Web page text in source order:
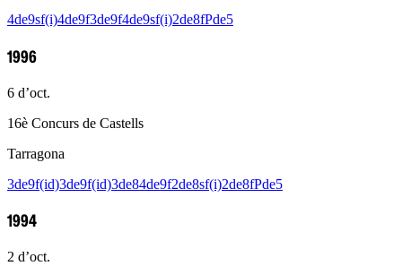
4de9sf(i)4de9f3de9f4de9sf(i)2de8fPde5
1996
6 d’oct.
16è Concurs de Castells
Tarragona
3de9f(id)3de9f(id)3de84de9f2de8sf(i)2de8fPde5
1994
2 d’oct.